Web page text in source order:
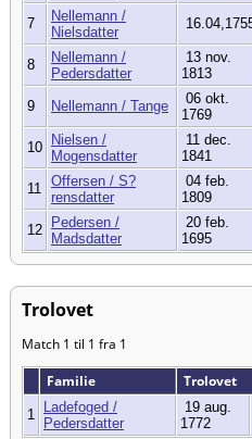
7
Nellemann /
Nielsdatter
8
Nellemann /
Pedersdatter
13 nov.
1813
9 Nellemann / Tange
06 okt.
1769
10 Nielsen /
Mogensdatter
11 dec.
1841
11
Offersen / S?
rensdatter
04 feb.
1809
12 Pedersen /
Madsdatter
20 feb.
1695
Trolovet
Match 1 til 1 fra 1
Familie
Trolovet
1
Ladefoged /
Pedersdatter
19 aug.
1772